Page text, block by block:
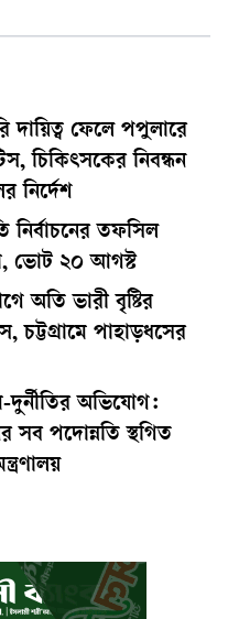
দায়িত্ব ফেলে পপুলারে
চিকিৎসকের নিবন্ধন
নির্দেশ
নির্বাচনের তফসিল
ভোট ২০ আগস্ট
অতি ভারী বৃষ্টির
চট্টগ্রামে পাহাড়ধসের
দুর্নীতির অভিযোগ:
সব পদোন্নতি স্থগিত